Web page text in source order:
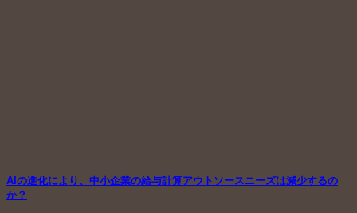
AIの進化により、中小企業の給与計算アウトソースニーズは減少するの
か？